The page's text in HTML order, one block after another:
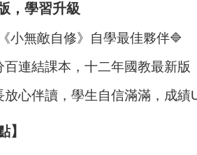
，學習升級
小無敵自修》自學最佳夥伴🔷
連結課本，十二年國教最新版
心伴讀，學生自信滿滿，成績
】